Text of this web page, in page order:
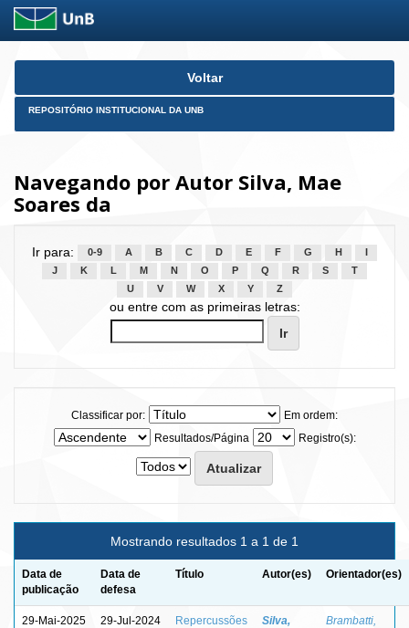
Skip
Voltar
REPOSITÓRIO INSTITUCIONAL DA UNB
Navegando por Autor Silva, Mae
Soares da
Ir para: 0-9 A B C D E F G H
J
K L M N O P Q R S
T
U
V W X Y Z
ou entre com as primeiras letras:
Classificar por:
Em ordem:
Resultados/Página
Registro(s):
Mostrando resultados 1 a 1 de 1
Data de
publicação
Data de
defesa
Título Autor(es) Orientador(es)
29-Mai-2025 29-Jul-2024
Repercussões
Silva,
Brambatti,